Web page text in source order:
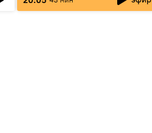
образовании и исследованиях